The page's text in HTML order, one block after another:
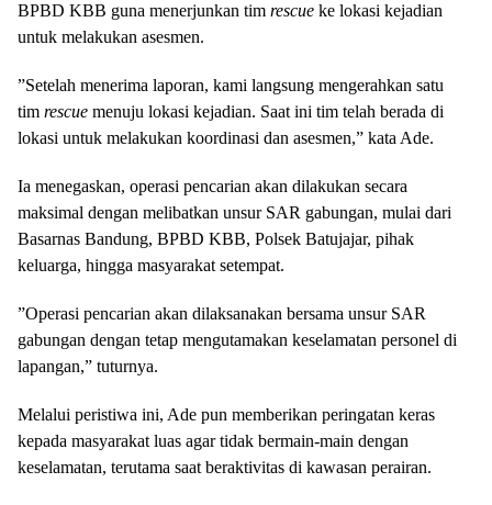
BPBD KBB guna menerjunkan tim rescue ke lokasi kejadian
untuk melakukan asesmen.
​”Setelah menerima laporan, kami langsung mengerahkan satu
tim rescue menuju lokasi kejadian. Saat ini tim telah berada di
lokasi untuk melakukan koordinasi dan asesmen,” kata Ade.
​Ia menegaskan, operasi pencarian akan dilakukan secara
maksimal dengan melibatkan unsur SAR gabungan, mulai dari
Basarnas Bandung, BPBD KBB, Polsek Batujajar, pihak
keluarga, hingga masyarakat setempat.
​”Operasi pencarian akan dilaksanakan bersama unsur SAR
gabungan dengan tetap mengutamakan keselamatan personel di
lapangan,” tuturnya.
​Melalui peristiwa ini, Ade pun memberikan peringatan keras
kepada masyarakat luas agar tidak bermain-main dengan
keselamatan, terutama saat beraktivitas di kawasan perairan.